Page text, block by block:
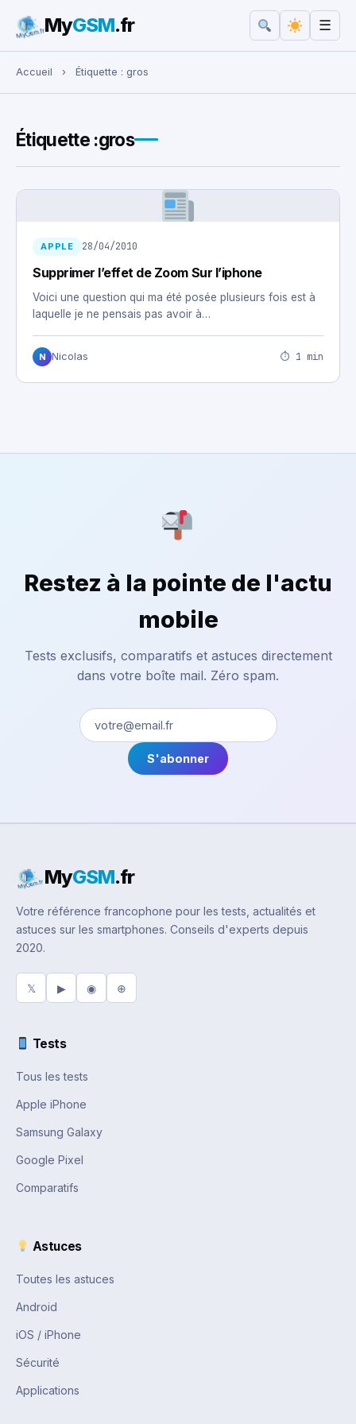
Rechercher :
MyGSM.fr ☰
Accueil › Étiquette : gros
Étiquette :gros
APPLE 28/04/2010
Supprimer l’effet de Zoom Sur l’iphone
Voici une question qui ma été posée plusieurs fois est à
laquelle je ne pensais pas avoir à…
N Nicolas ⏱ 1 min
Restez à la pointe de l'actu
mobile
Tests exclusifs, comparatifs et astuces directement
dans votre boîte mail. Zéro spam.
S'abonner
MyGSM.fr
Votre référence francophone pour les tests, actualités et
astuces sur les smartphones. Conseils d'experts depuis
2020.
𝕏 ▶ ◉ ⊕
Tests
Tous les tests
Apple iPhone
Samsung Galaxy
Google Pixel
Comparatifs
Astuces
Toutes les astuces
Android
iOS / iPhone
Sécurité
Applications